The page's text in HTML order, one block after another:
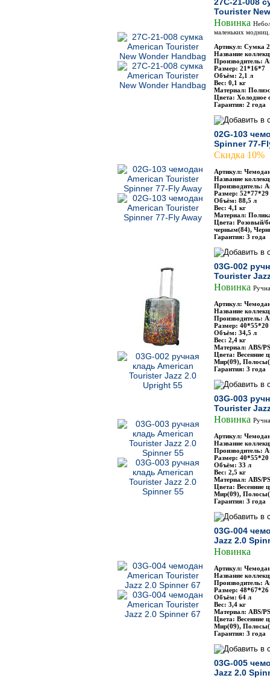
Tourister
Новинка
маленьких модниц.
Артикул: Сумка
Название
Производитель:
Размер: 21*16*7
Объём: 2,1 л
Вес: 0,1 кг
Материал:
Цвета: Холодное
Гарантия: 2 года
02G-103
Spinner 77-
Скидка 10%
Артикул:
Название
Производитель:
Размер: 52*77*29
Объём: 88,5 л
Вес: 4,1 кг
Материал:
Цвета: Розовый/
черным(84),
Гарантия: 3 года
03G-002
Tourister
Новинка
Артикул:
Название
Производитель:
Размер: 40*55*20
Объём: 34,5 л
Вес: 2,4 кг
Материал: ABS/PS
Цвета: Весенние
Мир(09),
Гарантия: 3 года
03G-003
Tourister
Новинка
Артикул:
Название
Производитель:
Размер: 40*55*20
Объём: 33 л
Вес: 2,5 кг
Материал: ABS/PS
Цвета: Весенние
Мир(09),
Гарантия: 3 года
03G-004
Jazz 2.0
Новинка
Артикул:
Название
Производитель:
Размер: 48*67*26
Объём: 64 л
Вес: 3,4 кг
Материал: ABS/PS
Цвета: Весенние
Мир(09),
Гарантия: 3 года
03G-005
Jazz 2.0